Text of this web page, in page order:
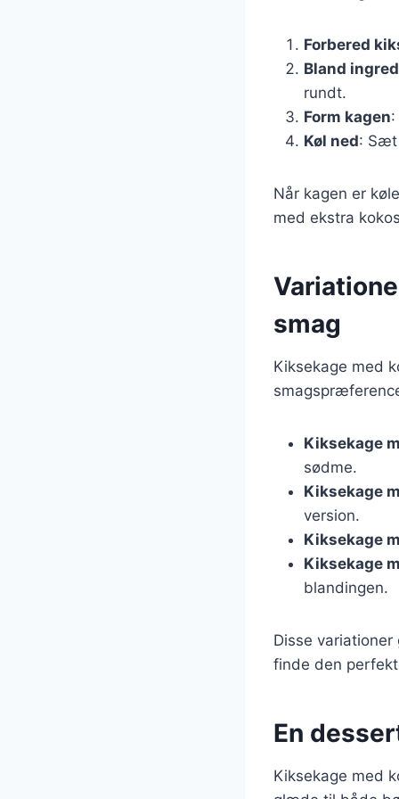
Forbered
Bland
rundt.
Form kagen
Køl ned: Sæt
Når kagen er
med ekstra
smag
Kiksekage med
Kiksekage
sødme.
Kiksekage
version.
Kiksekage
Kiksekage
blandingen.
Disse
finde den
En
Kiksekage med